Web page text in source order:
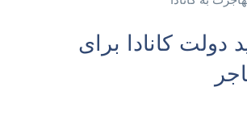
دولت کانادا برای